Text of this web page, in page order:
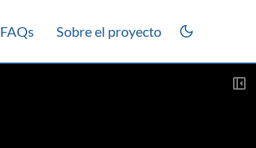
FAQs Sobre el proyecto